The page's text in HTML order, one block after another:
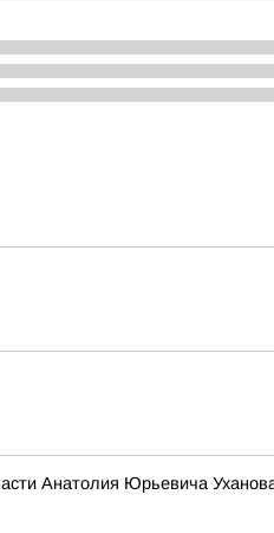
Анатолия Юрьевича